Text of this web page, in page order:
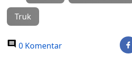
Truk
0 Komentar